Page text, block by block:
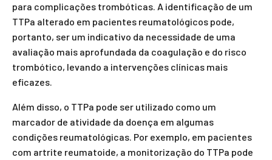
para complicações trombóticas. A identificação de um
TTPa alterado em pacientes reumatológicos pode,
portanto, ser um indicativo da necessidade de uma
avaliação mais aprofundada da coagulação e do risco
trombótico, levando a intervenções clínicas mais
eficazes.
Além disso, o TTPa pode ser utilizado como um
marcador de atividade da doença em algumas
condições reumatológicas. Por exemplo, em pacientes
com artrite reumatoide, a monitorização do TTPa pode